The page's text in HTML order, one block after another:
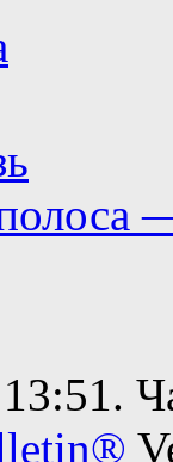
13:51.